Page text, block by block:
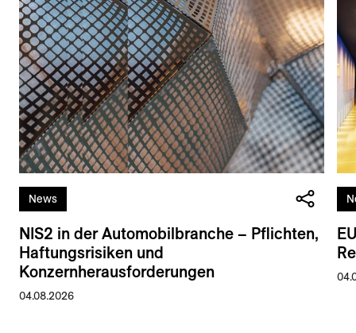
News
NIS2 in der Automobilbranche – Pflichten,
Haftungsrisiken und
Konzernherausforderungen
04.08.2026